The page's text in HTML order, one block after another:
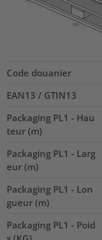
Code douanier
EAN13 / GTIN13
Packaging PL1 - Hau
teur (m)
Packaging PL1 - Larg
eur (m)
Packaging PL1 - Lon
gueur (m)
Packaging PL1 - Poid